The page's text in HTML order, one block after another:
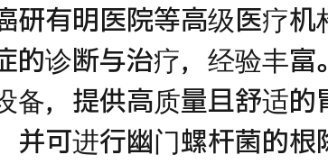
研有明医院等高级医疗机
的诊断与治疗，经验丰富
备，提供高质量且舒适的
并可进行幽门螺杆菌的根